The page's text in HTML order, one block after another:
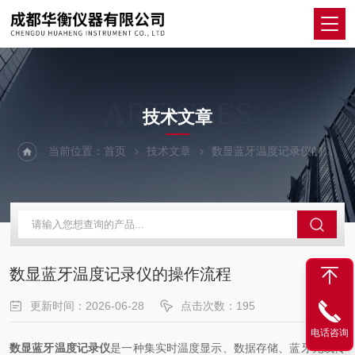
ARTICLES
技术文章
当前位置：首页 技术文章 数显蓝牙温度记录仪的操作流程
数显蓝牙温度记录仪的操作流程
更新时间：2026-06-28 点击次数：195
数显蓝牙温度记录仪是一种集实时温度显示、数据存储、蓝牙无线传
电话咨询